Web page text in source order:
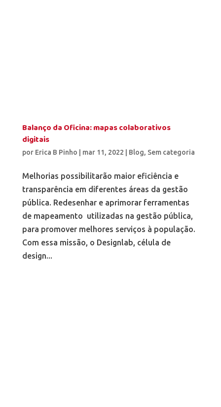
Balanço da Oficina: mapas colaborativos
digitais
por Erica B Pinho mar 11, 2022 Blog, Sem categoria
Melhorias possibilitarão maior eficiência e
transparência em diferentes áreas da gestão
pública. Redesenhar e aprimorar ferramentas
de mapeamento utilizadas na gestão pública,
para promover melhores serviços à população.
Com essa missão, o Designlab, célula de
design...